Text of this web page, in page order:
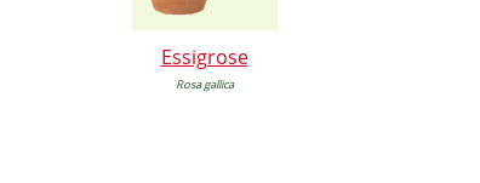
Essigrose
Rosa gallica